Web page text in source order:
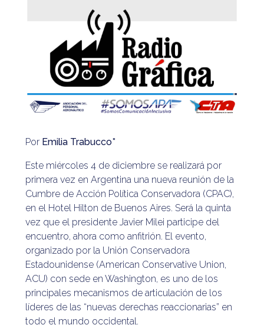
Por Emilia Trabucco*
Este miércoles 4 de diciembre se realizará por
primera vez en Argentina una nueva reunión de la
Cumbre de Acción Política Conservadora (CPAC),
en el Hotel Hilton de Buenos Aires. Será la quinta
vez que el presidente Javier Milei participe del
encuentro, ahora como anfitrión. El evento,
organizado por la Unión Conservadora
Estadounidense (American Conservative Union,
ACU) con sede en Washington, es uno de los
principales mecanismos de articulación de los
líderes de las “nuevas derechas reaccionarias” en
todo el mundo occidental.